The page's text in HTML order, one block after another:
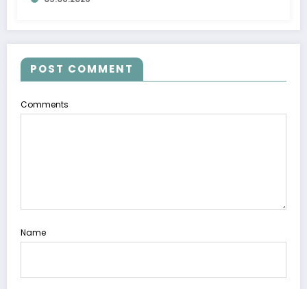
POST COMMENT
Comments
Name